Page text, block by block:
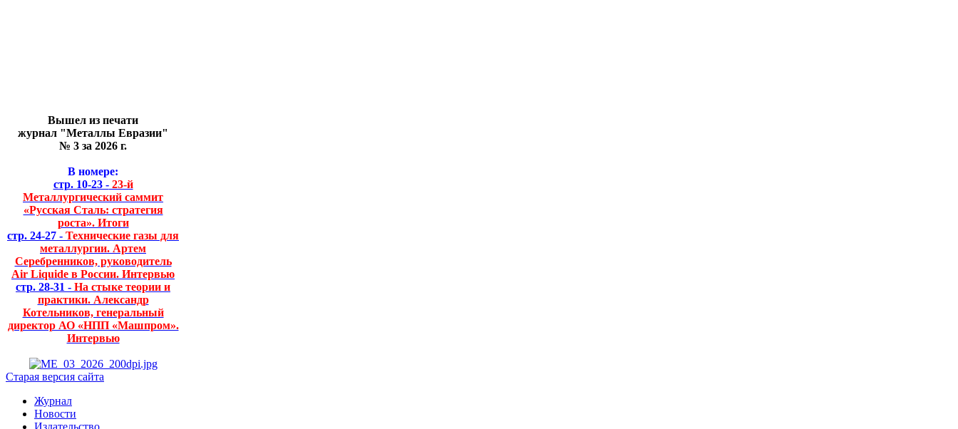
Вышел из печати
журнал "Металлы Евразии"
№ 3 за 2026 г.
В номере:
стр. 10-23 -23-й
Металлургический саммит
«Русская Сталь: стратегия
роста». Итоги
стр. 24-27 - Технические газы для
металлургии. Артем
Серебренников, руководитель
Air Liquide в России. Интервью
стр. 28-31 - На стыке теории и
практики. Александр
Котельников, генеральный
директор АО «НПП «Машпром».
Интервью
Старая версия сайта
Журнал
Новости